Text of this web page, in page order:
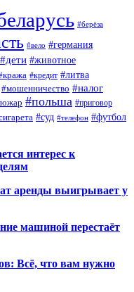
#берёза
#вело #германия
#дети #животное
#кредит #литва
#мошенничество #налог
#польша #приговор
#суд #телефон #футбол
интерес к
аренды выигрывает у
машиной перестаёт
Всё, что вам нужно